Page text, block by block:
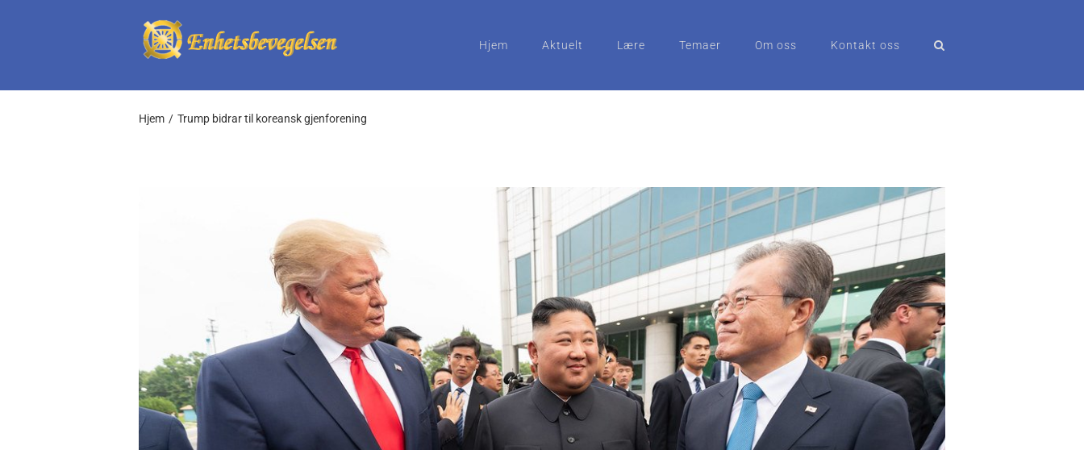
Hjem Aktuelt Lære Temaer Om oss Kontakt oss
Hjem Trump bidrar til koreansk gjenforening